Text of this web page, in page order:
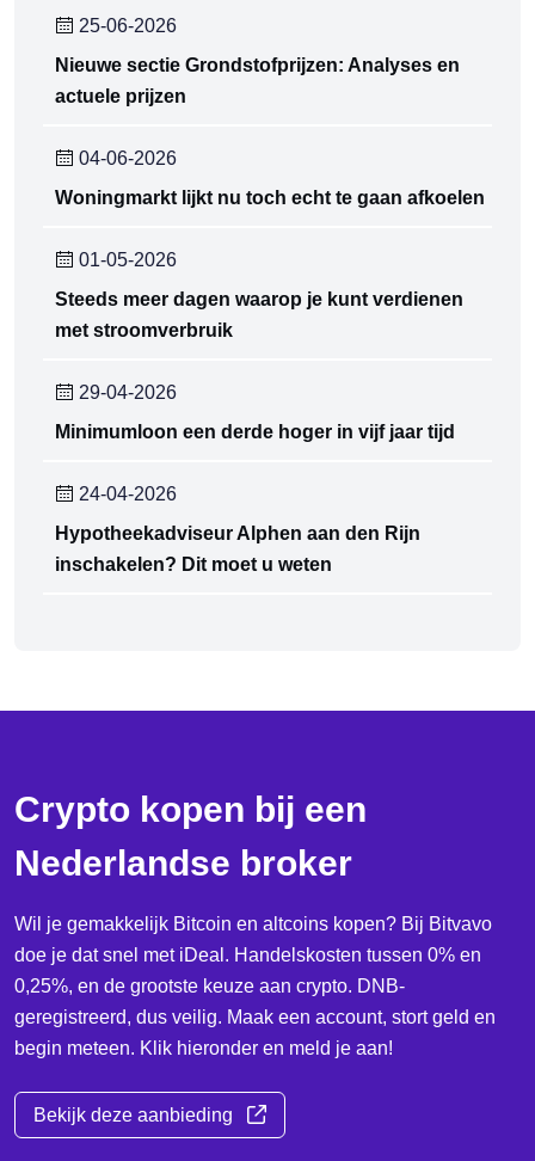
25-06-2026
Nieuwe sectie Grondstofprijzen: Analyses en
actuele prijzen
04-06-2026
Woningmarkt lijkt nu toch echt te gaan afkoelen
01-05-2026
Steeds meer dagen waarop je kunt verdienen
met stroomverbruik
29-04-2026
Minimumloon een derde hoger in vijf jaar tijd
24-04-2026
Hypotheekadviseur Alphen aan den Rijn
inschakelen? Dit moet u weten
Crypto kopen bij een
Nederlandse broker
Wil je gemakkelijk Bitcoin en altcoins kopen? Bij Bitvavo
doe je dat snel met iDeal. Handelskosten tussen 0% en
0,25%, en de grootste keuze aan crypto. DNB-
geregistreerd, dus veilig. Maak een account, stort geld en
begin meteen. Klik hieronder en meld je aan!
Bekijk deze aanbieding